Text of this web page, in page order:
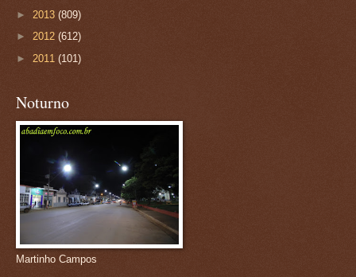
► 2013 (809)
► 2012 (612)
► 2011 (101)
Noturno
Martinho Campos